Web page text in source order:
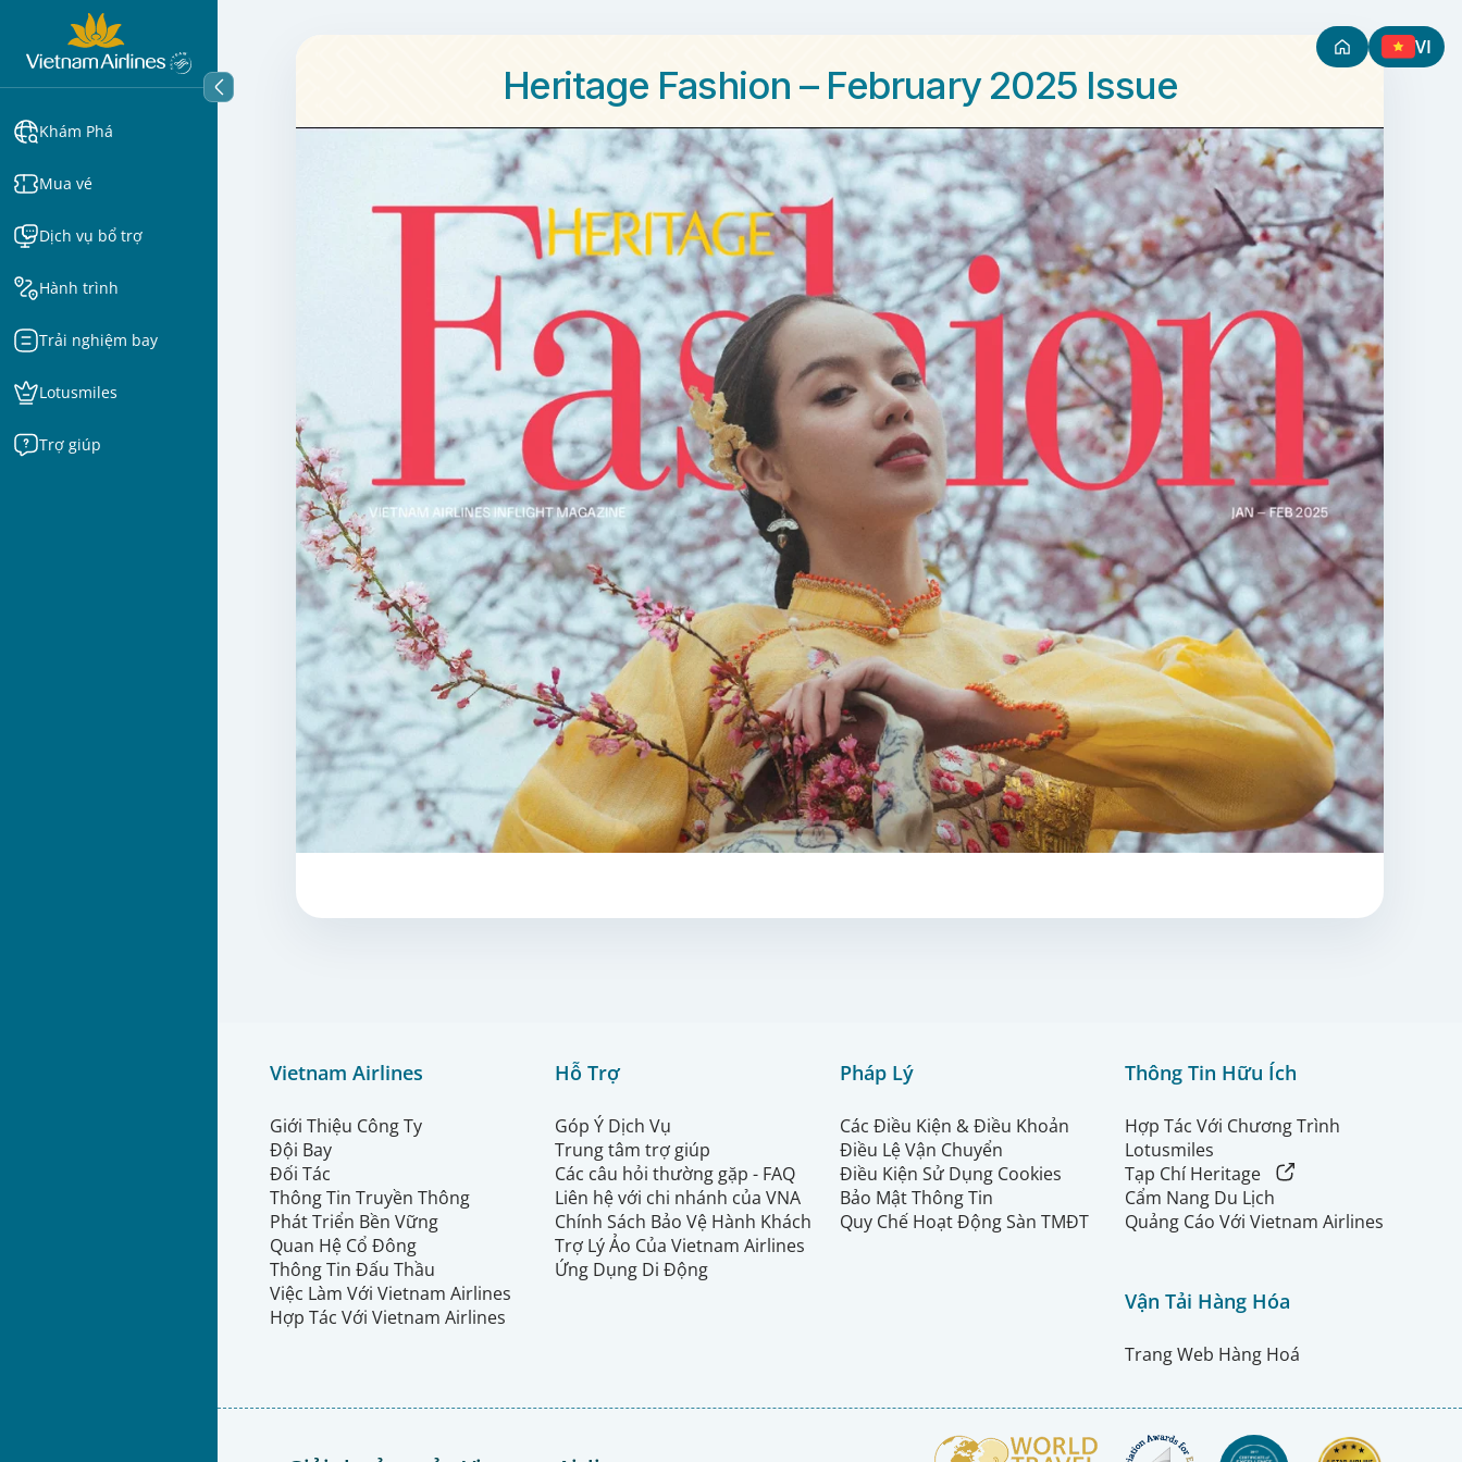
Khám Phá
Mua vé
Dịch vụ bổ trợ
Hành trình
Trải nghiệm bay
Lotusmiles
Trợ giúp
VI
Heritage Fashion – February 2025 Issue
Vietnam Airlines
Giới Thiệu Công Ty
Đội Bay
Đối Tác
Thông Tin Truyền Thông
Phát Triển Bền Vững
Quan Hệ Cổ Đông
Thông Tin Đấu Thầu
Việc Làm Với Vietnam Airlines
Hợp Tác Với Vietnam Airlines
Hỗ Trợ
Góp Ý Dịch Vụ
Trung tâm trợ giúp
Các câu hỏi thường gặp - FAQ
Liên hệ với chi nhánh của VNA
Chính Sách Bảo Vệ Hành Khách
Trợ Lý Ảo Của Vietnam Airlines
Ứng Dụng Di Động
Pháp Lý
Các Điều Kiện & Điều Khoản
Điều Lệ Vận Chuyển
Điều Kiện Sử Dụng Cookies
Bảo Mật Thông Tin
Quy Chế Hoạt Động Sàn TMĐT
Thông Tin Hữu Ích
Hợp Tác Với Chương Trình
Lotusmiles
Tạp Chí Heritage
Cẩm Nang Du Lịch
Quảng Cáo Với Vietnam Airlines
Vận Tải Hàng Hóa
Trang Web Hàng Hoá